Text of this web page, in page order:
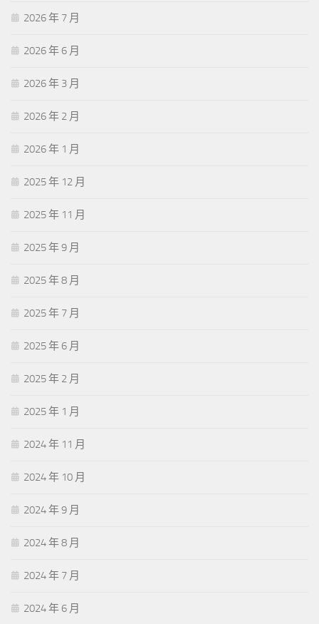
2026 年 7 月
2026 年 6 月
2026 年 3 月
2026 年 2 月
2026 年 1 月
2025 年 12 月
2025 年 11 月
2025 年 9 月
2025 年 8 月
2025 年 7 月
2025 年 6 月
2025 年 2 月
2025 年 1 月
2024 年 11 月
2024 年 10 月
2024 年 9 月
2024 年 8 月
2024 年 7 月
2024 年 6 月